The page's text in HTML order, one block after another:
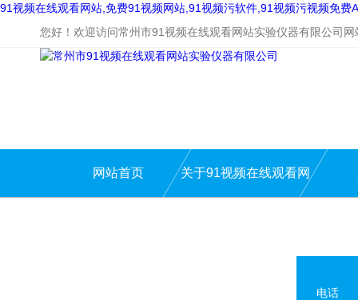
91视频在线观看网站,免费91视频网站,91视频污软件,91视频污视频免费
您好！欢迎访问常州市91视频在线观看网站实验仪器有限公司网
网站首页 关于91视频在线观看网
电话